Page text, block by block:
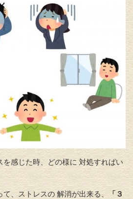
感じた時、
どの様に 対処すればい
、ストレスの 解消が出来る、 「 ３